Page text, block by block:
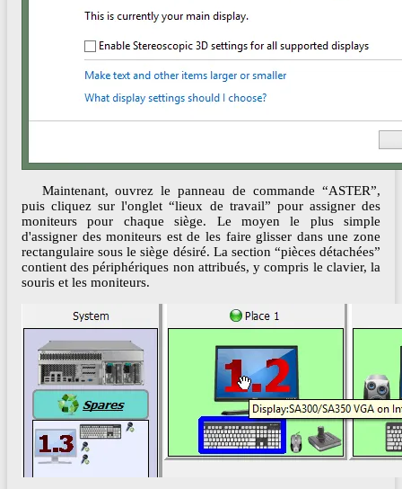
Maintenant, ouvrez le panneau de commande “ASTER”,
puis cliquez sur l'onglet “lieux de travail” pour assigner des
moniteurs pour chaque siège. Le moyen le plus simple
d'assigner des moniteurs est de les faire glisser dans une zone
rectangulaire sous le siège désiré. La section “pièces détachées”
contient des périphériques non attribués, y compris le clavier, la
souris et les moniteurs.